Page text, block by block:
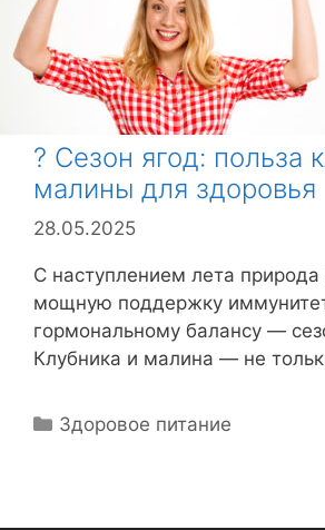
? Сезон ягод: польза
малины для здоровья
28.05.2025
С наступлением лета природа
мощную поддержку
гормональному балансу —
Клубника и малина — не
Р
Здоровое питание